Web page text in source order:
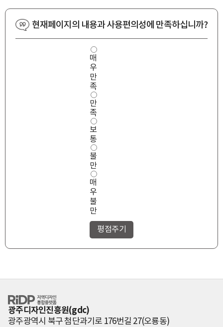
현재페이지의 내용과 사용편의성에 만족하십니까?
사
용
편
의
성
만
족
도
매
우
만
족
만
족
보
통
불
만
매
우
불
만
RiDP 지역디자
인 통합플랫폼
광주디자인진흥원(gdc)
광주광역시 북구 첨단과기로 176번길 27(오룡동)